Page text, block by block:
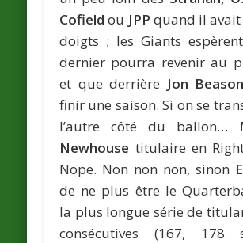
Cofield ou JPP quand il avait
doigts ; les Giants
dernier pourra revenir au
et que derrière Jon Beason
finir une saison. Si on se
l’autre côté du ballon…
Newhouse titulaire en
Nope. Non non non, sinon
de ne plus être le
la plus longue série de
consécutives (167, 178